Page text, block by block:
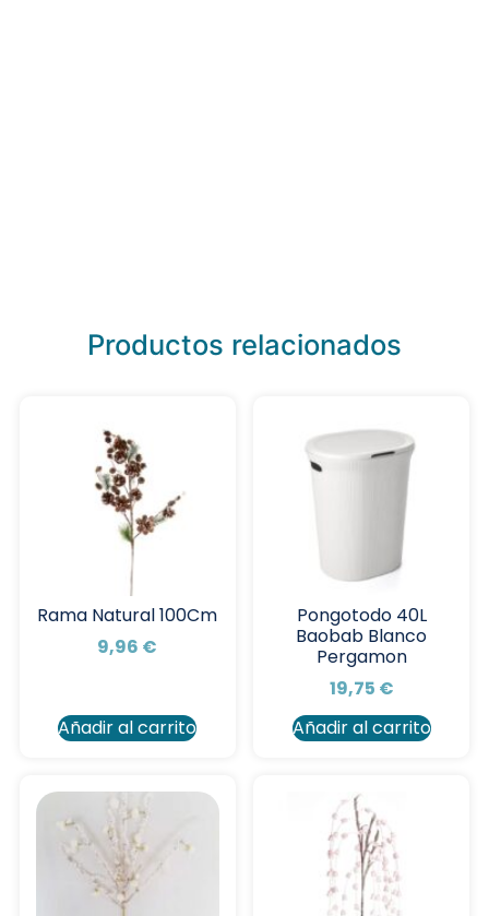
Productos relacionados
Rama Natural 100Cm
9,96 €
Añadir al carrito
Pongotodo 40L
Baobab Blanco
Pergamon
19,75 €
Añadir al carrito